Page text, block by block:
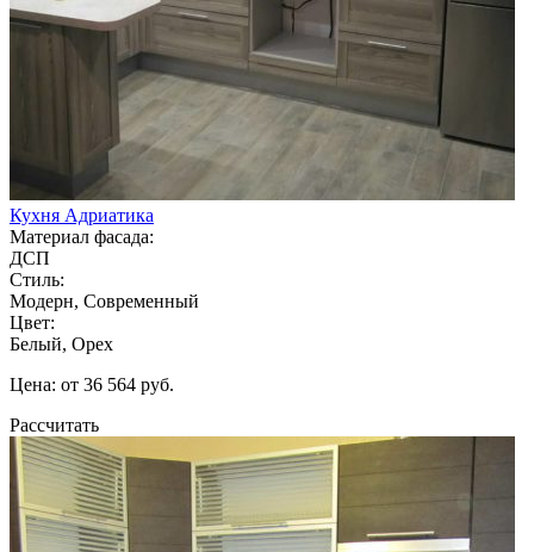
Кухня Адриатика
Материал фасада:
ДСП
Стиль:
Модерн, Современный
Цвет:
Белый, Орех
Цена: от 36 564 руб.
Рассчитать